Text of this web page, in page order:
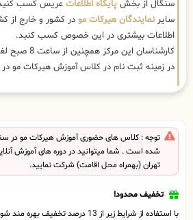
سنگال از بخش پایگاه اطلاعات عریس کسب کنید
سایرنمایندگان هیرکات مو در کشور و خارج از
اطلاعات بیشتری در این خصوص کسب کنبد.
در زمینه ثبت نام در کلاس آموزش هیرکات مو
توجه : کلاس های حضوری آموزش هیرکات مو در
شده است . شما میتوانید در دوره های آموزش
تهران (بهمراه محل اقامت) شرکت نمایید.
تخفیف محدود!
با استفاده از شرایط زیر از 13 درصد تخفیف بهره مند شوید.